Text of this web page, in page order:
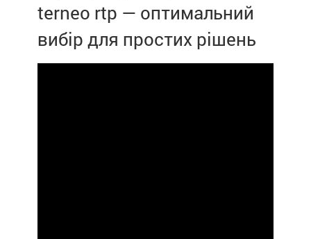
terneo rtp — оптимальний
вибір для простих рішень